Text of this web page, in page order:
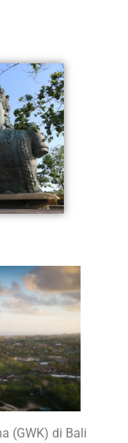
(GWK) di Bali